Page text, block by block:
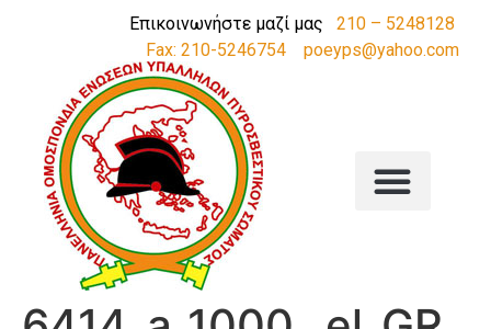
Επικοινωνήστε μαζί μας 210 – 5248128
Fax: 210-5246754
poeyps@yahoo.com